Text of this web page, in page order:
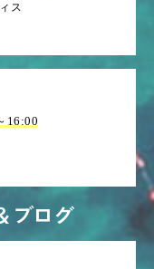
ス
16:00
ブログ